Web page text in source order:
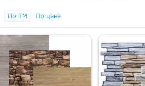
По ТМ По цене